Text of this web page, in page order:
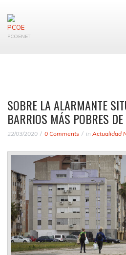
PCOENET
SOBRE LA ALARMANTE
BARRIOS MÁS POBRES
22/03/2020 0 Comments in Actualidad